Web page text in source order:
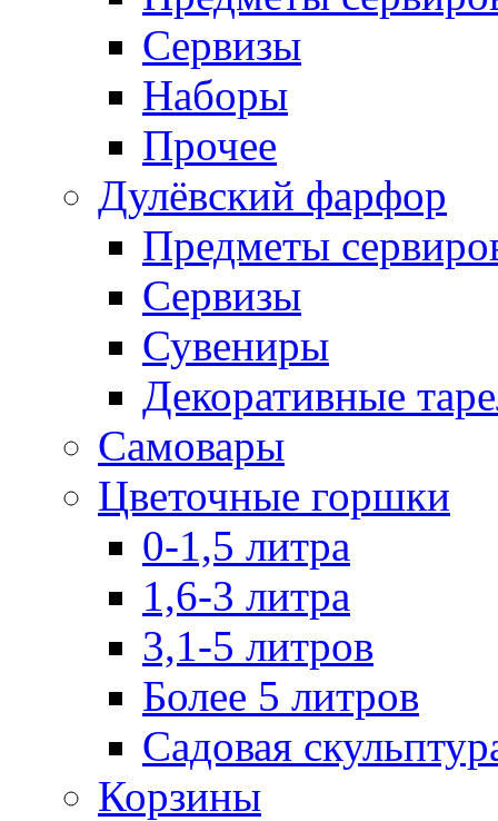
Сервизы
Наборы
Прочее
Дулёвский фарфор
Предметы
Сервизы
Сувениры
Декоративные
Самовары
Цветочные горшки
0-1,5 литра
1,6-3 литра
3,1-5 литров
Более 5 литров
Садовая
Корзины